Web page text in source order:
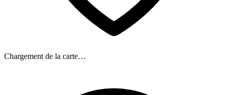
Chargement de la carte…